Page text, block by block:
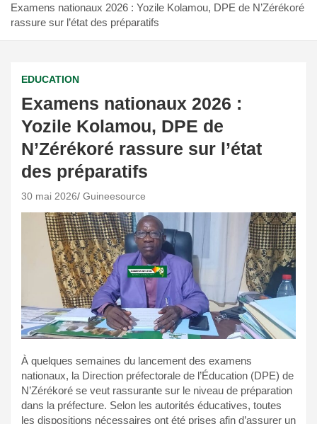
Examens nationaux 2026 : Yozile Kolamou, DPE de N’Zérékoré
rassure sur l’état des préparatifs
EDUCATION
Examens nationaux 2026 :
Yozile Kolamou, DPE de
N’Zérékoré rassure sur l’état
des préparatifs
30 mai 2026 Guineesource
À quelques semaines du lancement des examens
nationaux, la Direction préfectorale de l’Éducation (DPE) de
N’Zérékoré se veut rassurante sur le niveau de préparation
dans la préfecture. Selon les autorités éducatives, toutes
les dispositions nécessaires ont été prises afin d’assurer un